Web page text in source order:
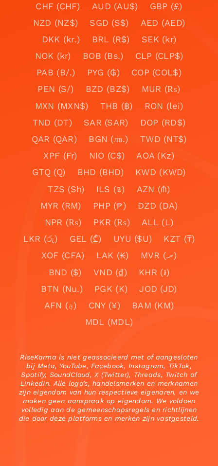
CHF (CHF)
AUD (AU$)
GBP (£)
NZD (NZ$)
SGD (S$)
AED (AED)
DKK (kr.)
BRL (R$)
SEK (kr)
NOK (kr)
BOB (Bs.)
CLP (CLP$)
PAB (B/.)
PYG (₲)
COP (COL$)
PEN (S/)
BZD (BZ$)
MUR (₨)
MXN (MXN$)
THB (฿)
RON (lei)
TND (DT)
SAR (SAR)
DOP (RD$)
QAR (QAR)
BGN (лв.)
TWD (NT$)
XPF (Fr)
NIO (C$)
AOA (Kz)
GTQ (Q)
BHD (BHD)
KWD (KWD)
TZS (Sh)
ILS (₪)
AZN (₼)
MYR (RM)
PHP (₱)
DZD (DA)
NPR (₨)
PKR (₨)
ALL (L)
LKR (රු)
GEL (₾) UYU ($U)
KZT (₸)
XOF (CFA)
LAK (₭)
MVR (.ރ)
BND ($)
VND (₫)
KHR (៛)
BTN (Nu.)
PGK (K)
JOD (JD)
AFN (؋)
CNY (¥)
BAM (KM)
MDL (MDL)
RiseKarma is niet geassocieerd met of aangesloten
bij Meta, YouTube, Facebook, Instagram, TikTok,
Spotify, SoundCloud, X (Twitter), Threads, Twitch of
LinkedIn. Alle logo’s, handelsmerken en merknamen
zijn eigendom van hun respectieve eigenaren, en we
maken geen aanspraak op eigendom. We voldoen
volledig aan de gemeenschapsregels en richtlijnen
die door deze platforms en merken zijn vastgesteld.